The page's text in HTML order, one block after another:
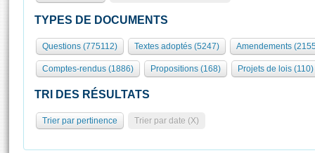
Présidence
577 députés
Groupes politiques
Séance publique
Commissions et autres organes
Europe et International
Pétitions
Rôle et pouvoirs de l'Assemblée
Organisation de l'Assemblée
Présidence Conférence des Présidents Bureau Collège des
Statistiques et chiffres clés
Visiter l'Assemblée
Visite virtuelle du palais Bourbon
Assister à une séance
TYPES DE DOCUMENTS
Questions (775112) Textes adoptés (5247) Amendements
Comptes-rendus (1886) Propositions (168) Projets de lois (110)
TRI DES RÉSULTATS
Trier par pertinence Trier par date (X)